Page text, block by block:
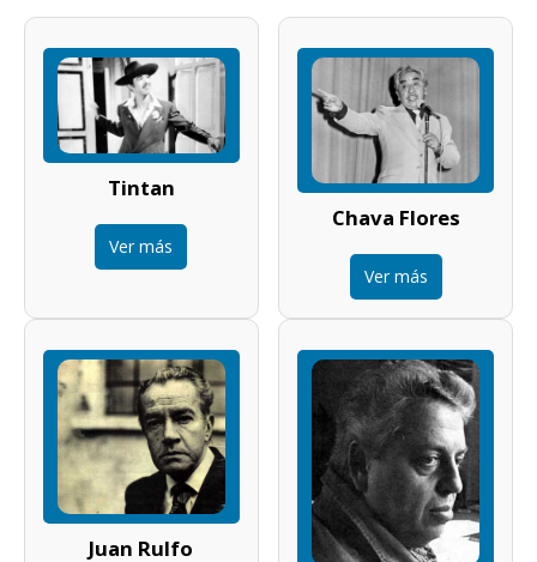
Tintan
Ver más
Chava Flores
Ver más
Juan Rulfo